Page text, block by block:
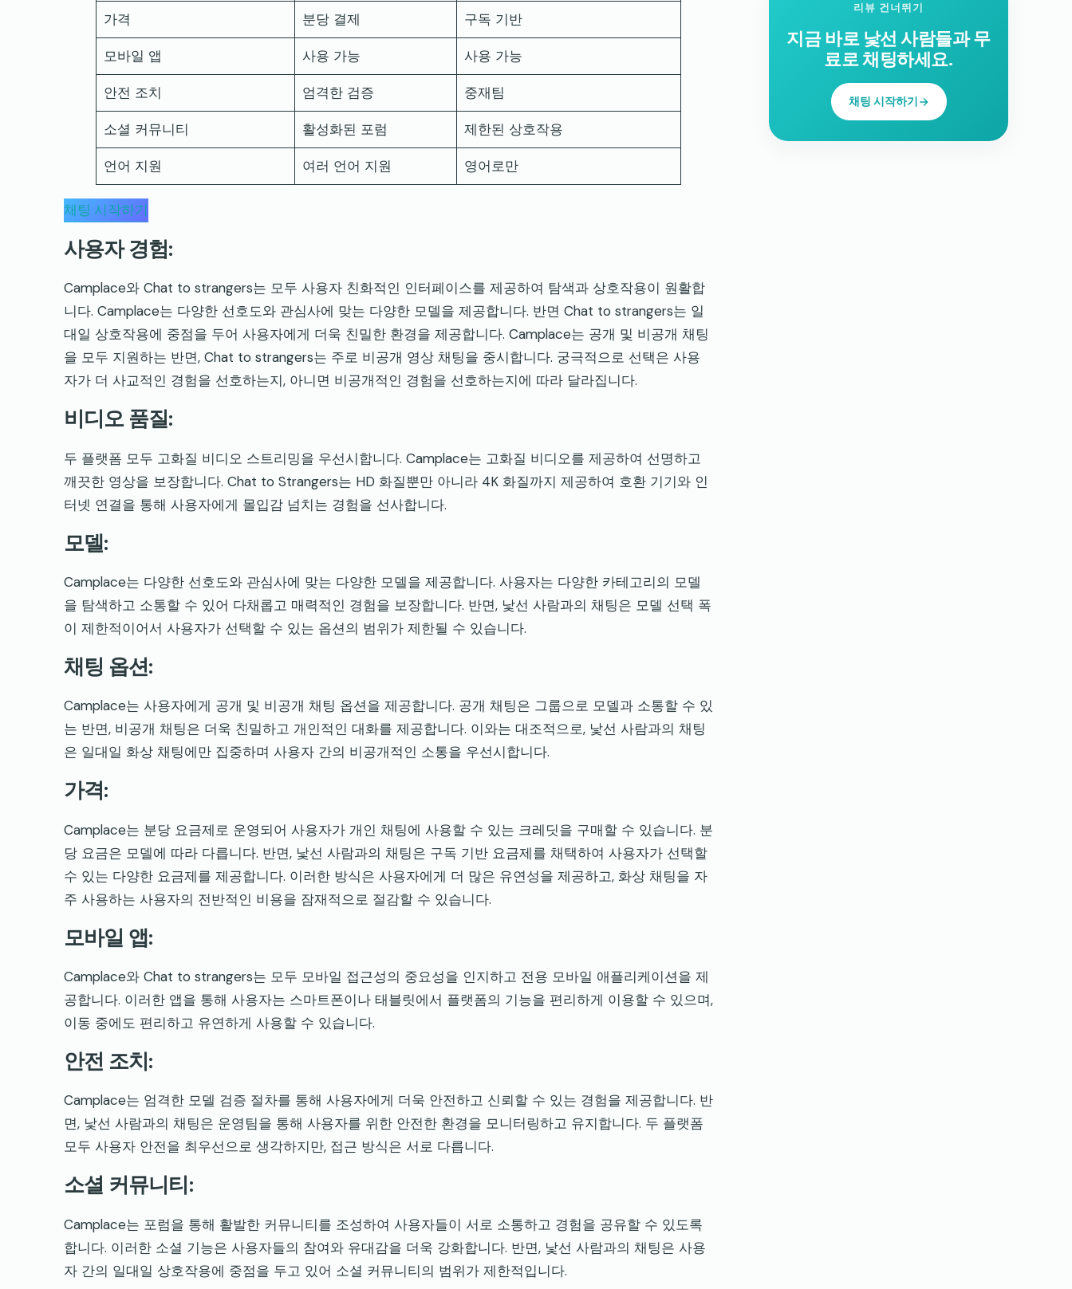
가격 분당 결제 구독 기반
모바일 앱 사용 가능 사용 가능
안전 조치 엄격한 검증 중재팀
소셜 커뮤니티 활성화된 포럼 제한된 상호작용
언어 지원 여러 언어 지원 영어로만
채팅 시작하기
사용자 경험:
Camplace와 Chat to strangers는 모두 사용자 친화적인 인터페이스를 제공하여 탐색과 상호작용이 원활합
니다. Camplace는 다양한 선호도와 관심사에 맞는 다양한 모델을 제공합니다. 반면 Chat to strangers는 일
대일 상호작용에 중점을 두어 사용자에게 더욱 친밀한 환경을 제공합니다. Camplace는 공개 및 비공개 채팅
을 모두 지원하는 반면, Chat to strangers는 주로 비공개 영상 채팅을 중시합니다. 궁극적으로 선택은 사용
자가 더 사교적인 경험을 선호하는지, 아니면 비공개적인 경험을 선호하는지에 따라 달라집니다.
비디오 품질:
두 플랫폼 모두 고화질 비디오 스트리밍을 우선시합니다. Camplace는 고화질 비디오를 제공하여 선명하고
깨끗한 영상을 보장합니다. Chat to Strangers는 HD 화질뿐만 아니라 4K 화질까지 제공하여 호환 기기와 인
터넷 연결을 통해 사용자에게 몰입감 넘치는 경험을 선사합니다.
모델:
Camplace는 다양한 선호도와 관심사에 맞는 다양한 모델을 제공합니다. 사용자는 다양한 카테고리의 모델
을 탐색하고 소통할 수 있어 다채롭고 매력적인 경험을 보장합니다. 반면, 낯선 사람과의 채팅은 모델 선택 폭
이 제한적이어서 사용자가 선택할 수 있는 옵션의 범위가 제한될 수 있습니다.
채팅 옵션:
Camplace는 사용자에게 공개 및 비공개 채팅 옵션을 제공합니다. 공개 채팅은 그룹으로 모델과 소통할 수 있
는 반면, 비공개 채팅은 더욱 친밀하고 개인적인 대화를 제공합니다. 이와는 대조적으로, 낯선 사람과의 채팅
은 일대일 화상 채팅에만 집중하며 사용자 간의 비공개적인 소통을 우선시합니다.
가격:
Camplace는 분당 요금제로 운영되어 사용자가 개인 채팅에 사용할 수 있는 크레딧을 구매할 수 있습니다. 분
당 요금은 모델에 따라 다릅니다. 반면, 낯선 사람과의 채팅은 구독 기반 요금제를 채택하여 사용자가 선택할
수 있는 다양한 요금제를 제공합니다. 이러한 방식은 사용자에게 더 많은 유연성을 제공하고, 화상 채팅을 자
주 사용하는 사용자의 전반적인 비용을 잠재적으로 절감할 수 있습니다.
모바일 앱:
Camplace와 Chat to strangers는 모두 모바일 접근성의 중요성을 인지하고 전용 모바일 애플리케이션을 제
공합니다. 이러한 앱을 통해 사용자는 스마트폰이나 태블릿에서 플랫폼의 기능을 편리하게 이용할 수 있으며,
이동 중에도 편리하고 유연하게 사용할 수 있습니다.
안전 조치:
Camplace는 엄격한 모델 검증 절차를 통해 사용자에게 더욱 안전하고 신뢰할 수 있는 경험을 제공합니다. 반
면, 낯선 사람과의 채팅은 운영팀을 통해 사용자를 위한 안전한 환경을 모니터링하고 유지합니다. 두 플랫폼
모두 사용자 안전을 최우선으로 생각하지만, 접근 방식은 서로 다릅니다.
소셜 커뮤니티:
Camplace는 포럼을 통해 활발한 커뮤니티를 조성하여 사용자들이 서로 소통하고 경험을 공유할 수 있도록
합니다. 이러한 소셜 기능은 사용자들의 참여와 유대감을 더욱 강화합니다. 반면, 낯선 사람과의 채팅은 사용
자 간의 일대일 상호작용에 중점을 두고 있어 소셜 커뮤니티의 범위가 제한적입니다.
리뷰 건너뛰기
지금 바로 낯선 사람들과 무
료로 채팅하세요.
채팅 시작하기